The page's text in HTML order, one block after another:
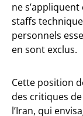
ne
staffs
personnels
en sont exclus.
Cette position
des critiques
l’Iran, qui